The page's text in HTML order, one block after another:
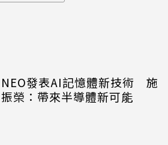
NEO發表AI記憶體新技術 施
振榮：帶來半導體新可能